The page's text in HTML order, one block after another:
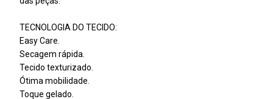
TECNOLOGIA DO TECIDO:
Easy Care.
Secagem rápida.
Tecido texturizado.
Ótima mobilidade.
Toque gelado.